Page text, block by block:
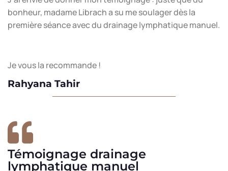
bonheur, madame Librach a su me soulager dès la
première séance avec du drainage lymphatique manuel.
Je vous la recommande !
Rahyana Tahir
Témoignage drainage
lymphatique manuel